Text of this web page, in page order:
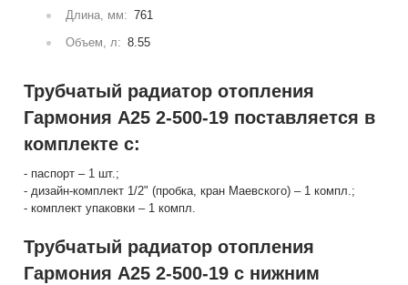
Длина, мм: 761
Объем, л: 8.55
Трубчатый радиатор отопления
Гармония А25 2-500-19 поставляется в
комплекте с:
- паспорт – 1 шт.;
- дизайн-комплект 1/2" (пробка, кран Маевского) – 1 компл.;
- комплект упаковки – 1 компл.
Трубчатый радиатор отопления
Гармония А25 2-500-19 с нижним